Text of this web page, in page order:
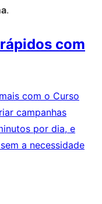
.
com
com o Curso
campanhas
por dia, e
a necessidade